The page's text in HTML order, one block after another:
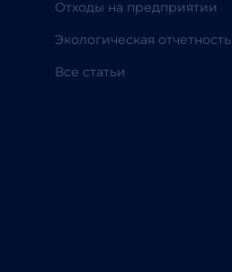
Отходы на предприятии
Экологическая отчетность
Все статьи